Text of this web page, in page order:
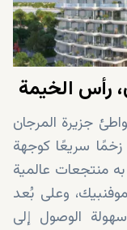
رأس الخيمة
جزيرة المرجان
سريعًا كوجهة
منتجعات عالمية
وعلى بُعد
الوصول إلى